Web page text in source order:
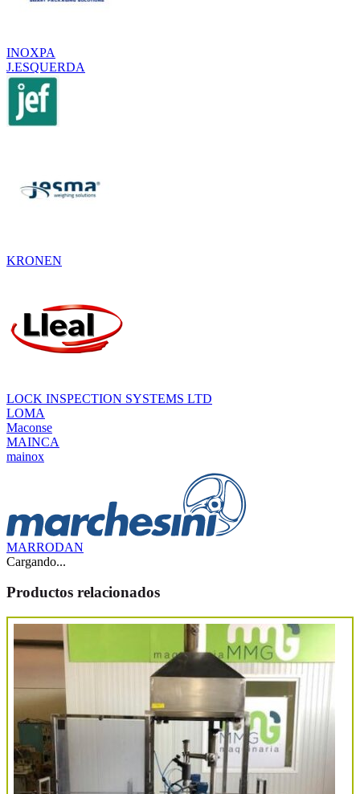
INOXPA
J.ESQUERDA
KRONEN
LOCK INSPECTION SYSTEMS LTD
LOMA
Maconse
MAINCA
mainox
MARRODAN
Cargando...
Productos relacionados